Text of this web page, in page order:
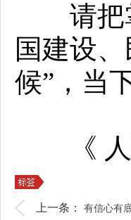
请把掌
国建设
候”，当
《 人
上一条： 有信心有